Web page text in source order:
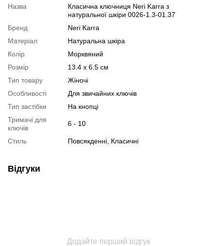
Назва
Класична ключниця Neri Karra з
натуральної шкіри 0026-1.3-01.37
Бренд
Neri Karra
Матеріал
Натуральна шкіра
Колір
Морквяний
Розмір
13.4 x 6.5 см
Тип товару
Жіночі
Особливості
Для звичайних ключів
Тип застібки
На кнопці
Тримачі для
ключів
6 - 10
Стиль Повсякденні, Класичні
Відгуки
Додайте перший відгук